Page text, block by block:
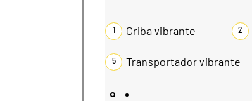
1 Criba vibrante 2
5 Transportador vibrante